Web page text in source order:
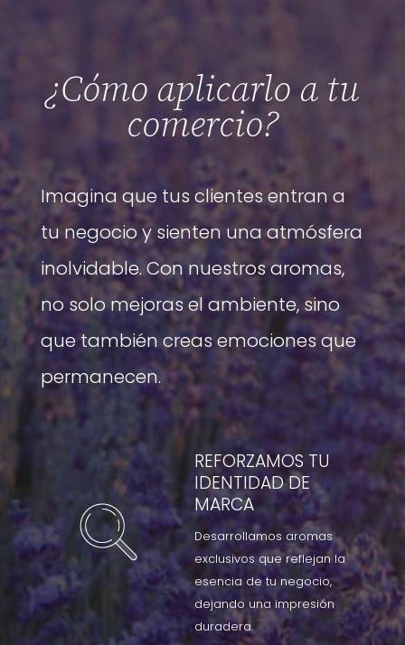
¿Cómo aplicarlo a tu
comercio?
Imagina que tus clientes entran a
tu negocio y sienten una atmósfera
inolvidable. Con nuestros aromas,
no solo mejoras el ambiente, sino
que también creas emociones que
permanecen.
REFORZAMOS TU
IDENTIDAD DE
MARCA
Desarrollamos aromas
exclusivos que reflejan la
esencia de tu negocio,
dejando una impresión
duradera.